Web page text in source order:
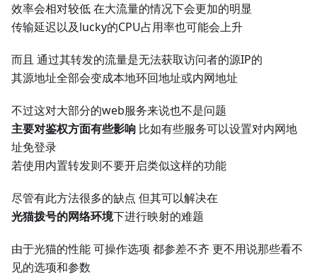
效率会相对较低 在大流量的情况下会更加的明显
传输延迟以及lucky的CPU占用率也可能会上升
而且 通过其转发的流量是无法获取访问者的源IP的
其源地址全部会变成本地环回地址或内网地址
不过这对大部分的web服务来说也不是问题
主要对鉴权方面有些影响 比如有些服务可以设置对内网地
址免登录
若使用内置转发则不要开启类似这样的功能
尽管有此方法很多的缺点 但其可以解决在
光猫拨号的网络环境下进行映射的难题
由于光猫的性能 可操作选项 都参差不齐 更不用说那些看不
见的选项和参数